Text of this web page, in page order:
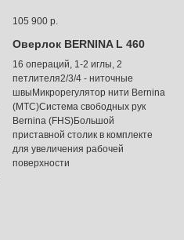
105 900 р.
Оверлок BERNINA L 460
16 операций, 1-2 иглы, 2
петлителя2/3/4 - ниточные
швыМикрорегулятор нити Bernina
(MTC)Система свободных рук
Bernina (FHS)Большой
приставной столик в комплекте
для увеличения рабочей
поверхности